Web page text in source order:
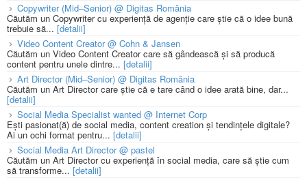
Copywriter (Mid–Senior) @ Digitas România
Căutăm un Copywriter cu experiență de agenție care știe că o idee bună
trebuie să... [detalii]
Video Content Creator @ Cohn & Jansen
Căutăm un Video Content Creator care să gândească și să producă
content pentru unele dintre... [detalii]
Art Director (Mid–Senior) @ Digitas România
Căutăm un Art Director care știe că e tare când o idee arată bine, dar...
[detalii]
Social Media Specialist wanted @ Internet Corp
Ești pasionat(ă) de social media, content creation și tendințele digitale?
Ai un ochi format pentru... [detalii]
Social Media Art Director @ pastel
Căutăm un Art Director cu experiență în social media, care să știe cum
să transforme... [detalii]